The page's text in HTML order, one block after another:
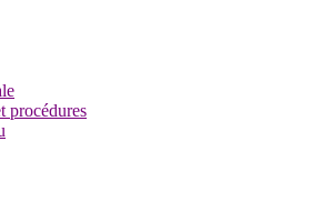
procédures